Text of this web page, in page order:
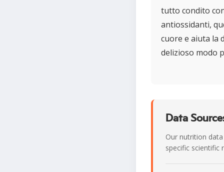
tutto condito
antiossidanti,
cuore e aiuta la
delizioso modo
Data
Our nutrition
specific scientific